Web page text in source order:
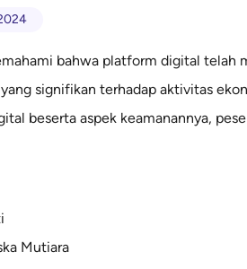
bahwa platform digital telah
signifikan terhadap aktivitas
beserta aspek keamanannya,
Mutiara